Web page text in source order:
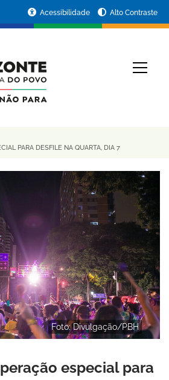
Acessibilidade Alto Contraste
PARA DESFILE NA QUARTA, DIA 7
Foto: Divulgação/PBH
especial para